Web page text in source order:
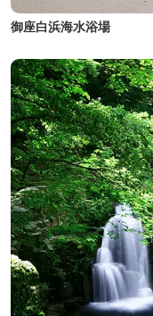
御座白浜海水浴場